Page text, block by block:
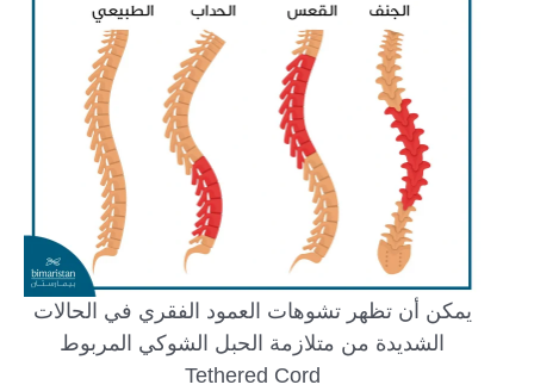
يمكن أن تظهر تشوهات العمود الفقري في الحالات
الشديدة من متلازمة الحبل الشوكي المربوط
Tethered Cord